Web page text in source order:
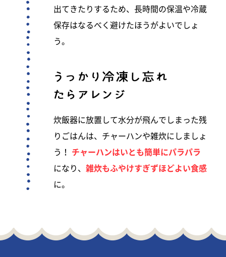
出てきたりするため、長時間の保温や冷蔵
保存はなるべく避けたほうがよいでしょ
う。
炊飯器に放置して水分が飛んでしまった残
りごはんは、チャーハンや雑炊にしましょ
う！ チャーハンはいとも簡単にパラパラ
になり、 雑炊もふやけすぎずほどよい食感
に。